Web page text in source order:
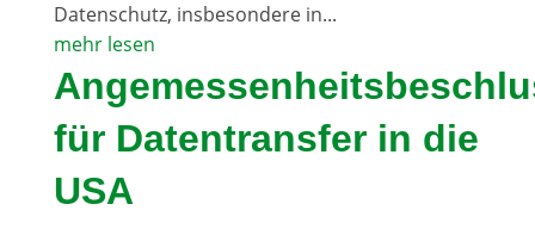
Datenschutz, insbesondere in...
mehr lesen
für Datentransfer in die
USA